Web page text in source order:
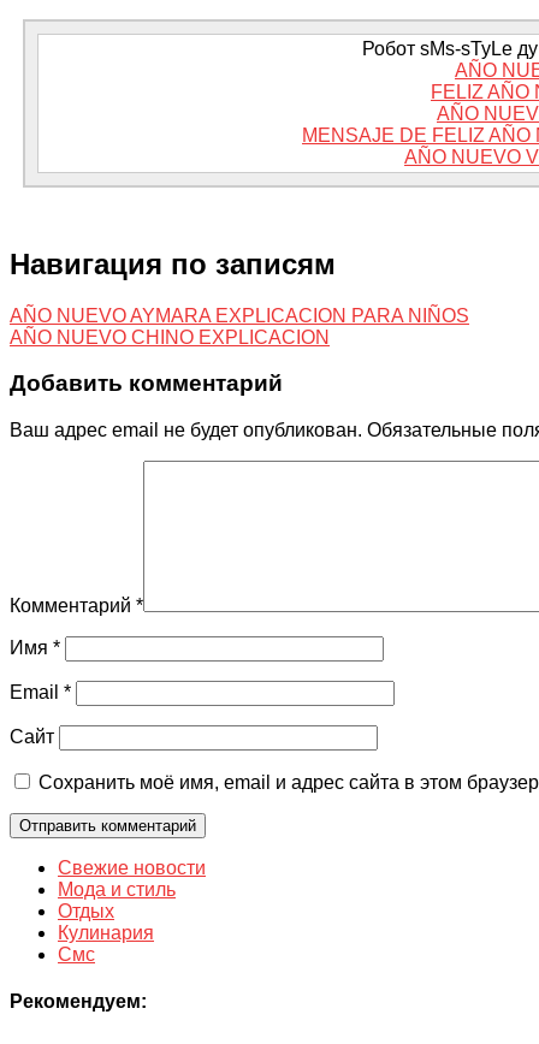
Робот sMs-sTyLe
AÑO
FELIZ AÑO
AÑO
MENSAJE DE FELIZ
AÑO NUEVO
Навигация по записям
AÑO NUEVO AYMARA EXPLICACION PARA NIÑOS
AÑO NUEVO CHINO EXPLICACION
Добавить комментарий
Ваш адрес email не будет опубликован. Обязательные
Комментарий *
Имя *
Email *
Сайт
Сохранить моё имя, email и адрес сайта в этом
Свежие новости
Мода и стиль
Отдых
Кулинария
Смс
Рекомендуем: